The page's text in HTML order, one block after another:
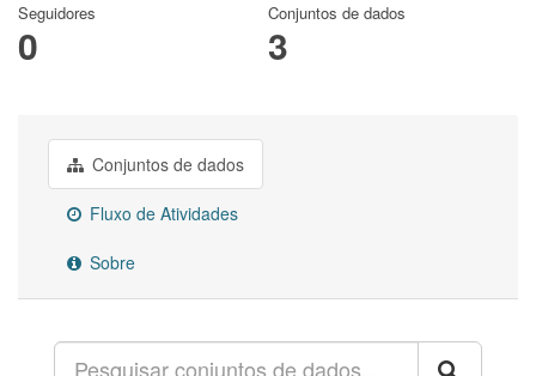
Seguidores
0
Conjuntos de dados
3
Conjuntos de dados
Fluxo de Atividades
Sobre